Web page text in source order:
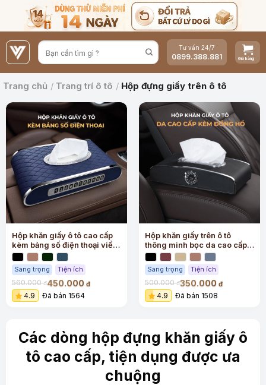
nội
dung
Tư vấn 24/7
0899.388.881
Trang chủ / Trang trí ô tô / Hộp đựng giấy trên ô tô​
Hộp khăn giấy ô tô cao cấp
kèm bảng số điện thoại viền
mạ kim loại sang trọng
Sang trọng Tiện ích
560.000đ450.000 đ
4.9 Đã bán 1564
Hộp khăn giấy trên ô tô
thông minh bọc da cao cấp
kèm đồng hồ
Sang trọng Tiện ích
500.000đ350.000 đ
4.9 Đã bán 1508
Các dòng hộp đựng khăn giấy ô
tô cao cấp, tiện dụng được ưa
chuộng